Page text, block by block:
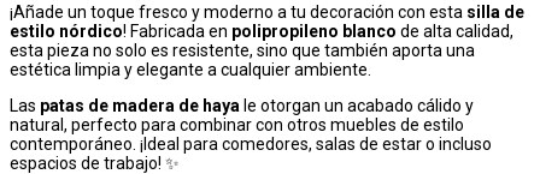
¡Añade un toque fresco y moderno a tu decoración con esta silla de
estilo nórdico! Fabricada en polipropileno blanco de alta calidad,
esta pieza no solo es resistente, sino que también aporta una
estética limpia y elegante a cualquier ambiente.
Las patas de madera de haya le otorgan un acabado cálido y
natural, perfecto para combinar con otros muebles de estilo
contemporáneo. ¡Ideal para comedores, salas de estar o incluso
espacios de trabajo! ✨